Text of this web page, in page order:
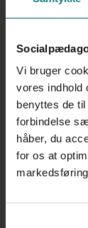
Vi bruger
vores indhold
benyttes de
forbindelse
håber, du
for os at
Din kreds
Til dig